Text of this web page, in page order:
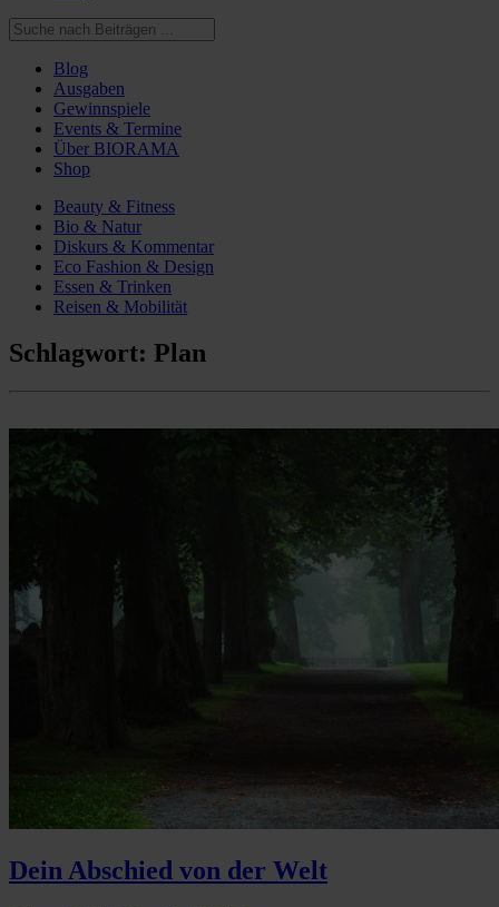
Blog
Ausgaben
Gewinnspiele
Events & Termine
Über BIORAMA
Shop
Beauty & Fitness
Bio & Natur
Diskurs & Kommentar
Eco Fashion & Design
Essen & Trinken
Reisen & Mobilität
Schlagwort: Plan
Dein Abschied von der Welt